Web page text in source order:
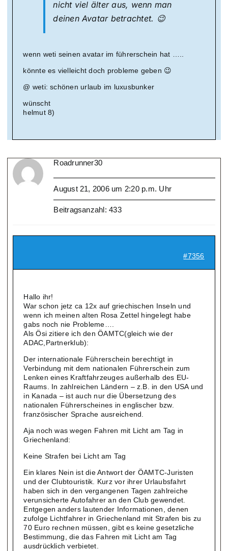
nicht viel älter aus, wenn man
deinen Avatar betrachtet. 😉
wenn weti seinen avatar im führerschein hat …..
könnte es vielleicht doch probleme geben 😉
@ weti: schönen urlaub im luxusbunker
wünscht
helmut 8)
Roadrunner30
August 21, 2006 um 2:20 p.m. Uhr
Beitragsanzahl: 433
#7356
Hallo ihr!
War schon jetz ca 12x auf griechischen Inseln und
wenn ich meinen alten Rosa Zettel hingelegt habe
gabs noch nie Probleme….
Als Ösi zitiere ich den ÖAMTC(gleich wie der
ADAC,Partnerklub):
Der internationale Führerschein berechtigt in
Verbindung mit dem nationalen Führerschein zum
Lenken eines Kraftfahrzeuges außerhalb des EU-
Raums. In zahlreichen Ländern – z.B. in den USA und
in Kanada – ist auch nur die Übersetzung des
nationalen Führerscheines in englischer bzw.
französischer Sprache ausreichend.
Aja noch was wegen Fahren mit Licht am Tag in
Griechenland:
Keine Strafen bei Licht am Tag
Ein klares Nein ist die Antwort der ÖAMTC-Juristen
und der Clubtouristik. Kurz vor ihrer Urlaubsfahrt
haben sich in den vergangenen Tagen zahlreiche
verunsicherte Autofahrer an den Club gewendet.
Entgegen anders lautender Informationen, denen
zufolge Lichtfahrer in Griechenland mit Strafen bis zu
70 Euro rechnen müssen, gibt es keine gesetzliche
Bestimmung, die das Fahren mit Licht am Tag
ausdrücklich verbietet.